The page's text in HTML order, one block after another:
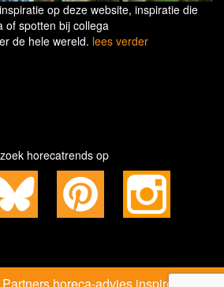
op deze website, inspiratie die
of spotten bij collega
de hele wereld. lees verder
horecatrends op
horeca-advies inspireert